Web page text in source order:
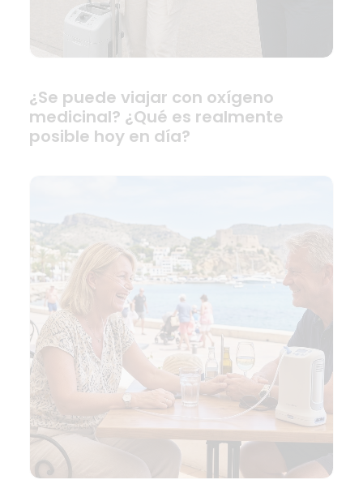
¿Se puede viajar con oxígeno
medicinal? ¿Qué es realmente
posible hoy en día?